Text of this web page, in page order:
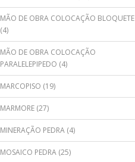
MÃO DE OBRA COLOCAÇÃO BLOQUETE
(4)
MÃO DE OBRA COLOCAÇÃO
PARALELEPIPEDO (4)
MARCOPISO (19)
MARMORE (27)
MINERAÇÃO PEDRA (4)
MOSAICO PEDRA (25)